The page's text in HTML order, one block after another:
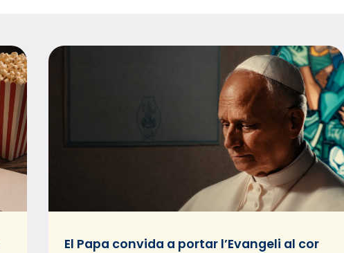
El Papa convida a portar l’Evangeli al cor